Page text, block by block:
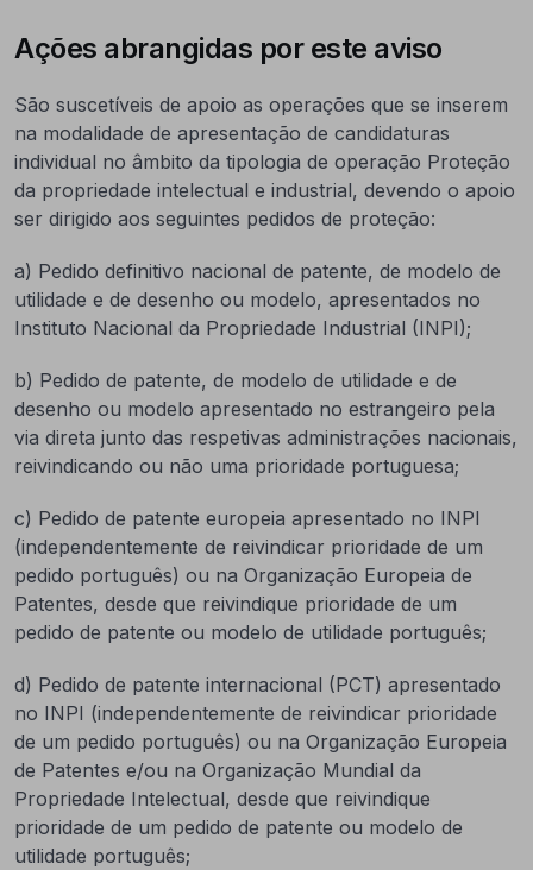
Ações abrangidas por este aviso
São suscetíveis de apoio as operações que se inserem
na modalidade de apresentação de candidaturas
individual no âmbito da tipologia de operação Proteção
da propriedade intelectual e industrial, devendo o apoio
ser dirigido aos seguintes pedidos de proteção:
a) Pedido definitivo nacional de patente, de modelo de
utilidade e de desenho ou modelo, apresentados no
Instituto Nacional da Propriedade Industrial (INPI);
b) Pedido de patente, de modelo de utilidade e de
desenho ou modelo apresentado no estrangeiro pela
via direta junto das respetivas administrações nacionais,
reivindicando ou não uma prioridade portuguesa;
c) Pedido de patente europeia apresentado no INPI
(independentemente de reivindicar prioridade de um
pedido português) ou na Organização Europeia de
Patentes, desde que reivindique prioridade de um
pedido de patente ou modelo de utilidade português;
d) Pedido de patente internacional (PCT) apresentado
no INPI (independentemente de reivindicar prioridade
de um pedido português) ou na Organização Europeia
de Patentes e/ou na Organização Mundial da
Propriedade Intelectual, desde que reivindique
prioridade de um pedido de patente ou modelo de
utilidade português;